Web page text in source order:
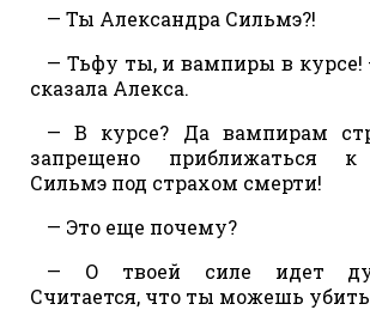
— Ты Александра Сильмэ?!
— Тьфу ты, и вампиры в курсе!
сказала Алекса.
— В курсе? Да вампирам
запрещено приближаться к
Сильмэ под страхом смерти!
— Это еще почему?
— О твоей силе идет
Считается, что ты можешь